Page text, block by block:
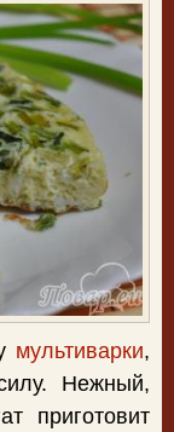
мультиварки,
Нежный,
приготовит